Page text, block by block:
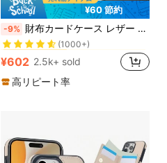
¥60 節約
-9% 財布カードケース レザー カードホルダー フォンケース レザー 無地素材 カードホルダー レザーカードホルダー + フォンケース リストストラップ スタンド機能付き、Apple 11 12 13 14 15 16e 17 Plus Pro Max、Galaxy S20 Ultra/ Galaxy S21 Plus/ Galaxy S21 Ultra/Galaxy S22 Plus/Galaxy S23 S24 S25 Ultra、Xperia 1 V/ Xperia 5 V/ Xperia 10 V対応 防水 耐衝撃 耐落下 耐傷 1個 カーキ 誕生日プレゼント
#1 ベストセラー
に Google Pixel 9A 5G 携帯電話ケース
(1000+)
#1 ベストセラー
(1000+)
#1 ベストセラー
(1000+)
#1 ベストセラー
に Google Pixel 9A 5G 携帯電話ケース
(1000+)
¥602 2.5k+ sold
高リピート率